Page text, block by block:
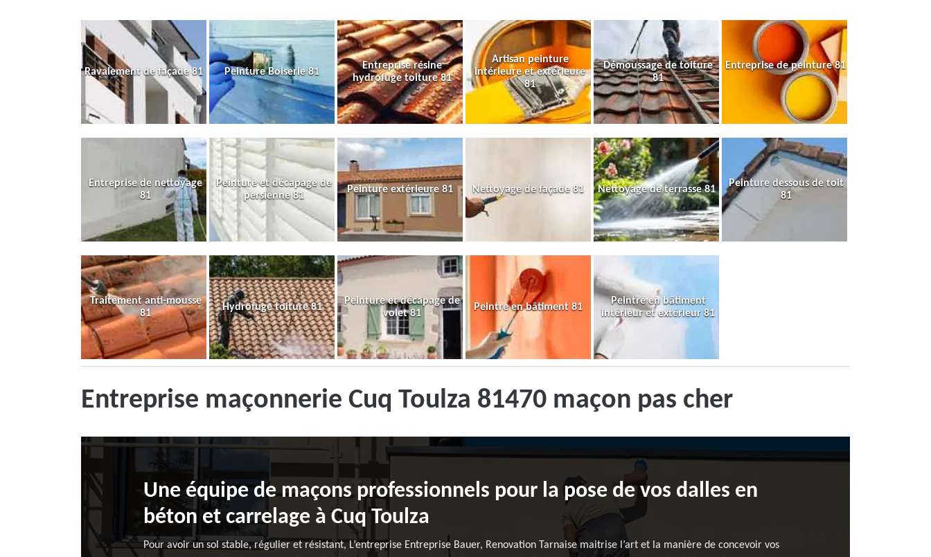
Ravalement de façade 81 Peinture Boiserie 81
Entreprise résine
hydrofuge toiture 81
Artisan peinture
intérieure et extérieure
81
Démoussage de toiture
81
Entreprise de peinture 81
Entreprise de nettoyage
81
Peinture et décapage de
persienne 81
Peinture extérieure 81 Nettoyage de façade 81 Nettoyage de terrasse 81
Peinture dessous de toit
81
Traitement anti-mousse
81
Hydrofuge toiture 81
Peinture et décapage de
volet 81
Peintre en bâtiment 81
Peintre en bâtiment
intérieur et extérieur 81
Entreprise maçonnerie Cuq Toulza 81470 maçon pas cher
Une équipe de maçons professionnels pour la pose de vos dalles en
béton et carrelage à Cuq Toulza
Pour avoir un sol stable, régulier et résistant, L’entreprise Entreprise Bauer, Renovation Tarnaise maitrise l’art et la manière de concevoir vos